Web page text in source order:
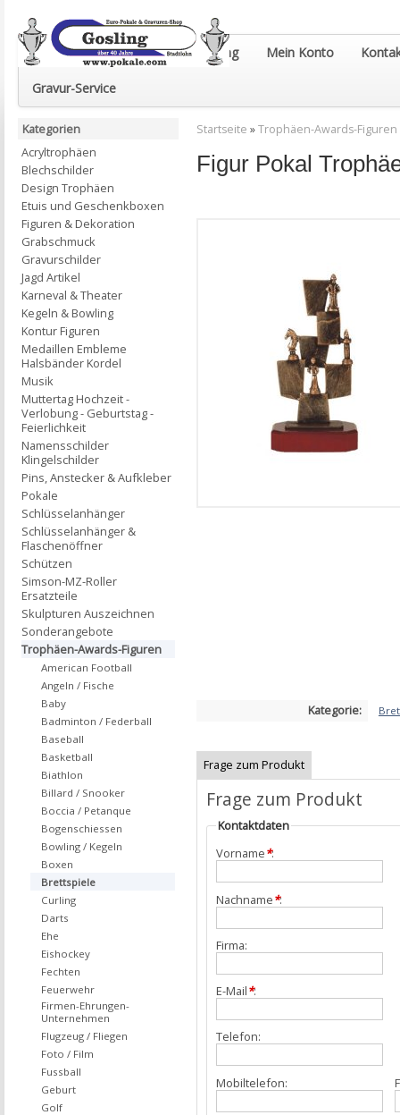
Euro-Pokale & Gravur-Shop Gosling Mein Konto
Gravur-Service
Startseite »Trophäen-Awards-Figuren
Figur Pokal
Kategorie:
Frage zum Produkt
Frage zum Produkt
Kontaktdaten
Vorname*:
Nachname*:
Firma:
E-Mail*:
Telefon:
Mobiltelefon:
Kategorien
Acryltrophäen
Blechschilder
Design Trophäen
Etuis und Geschenkboxen
Figuren & Dekoration
Grabschmuck
Gravurschilder
Jagd Artikel
Karneval & Theater
Kegeln & Bowling
Kontur Figuren
Medaillen Embleme
Halsbänder Kordel
Musik
Muttertag Hochzeit -
Verlobung - Geburtstag -
Feierlichkeit
Namensschilder
Klingelschilder
Pins, Anstecker & Aufkleber
Pokale
Schlüsselanhänger
Schlüsselanhänger &
Flaschenöffner
Schützen
Simson-MZ-Roller
Ersatzteile
Skulpturen Auszeichnen
Sonderangebote
Trophäen-Awards-Figuren
American Football
Angeln / Fische
Baby
Badminton / Federball
Baseball
Basketball
Biathlon
Billard / Snooker
Boccia / Petanque
Bogenschiessen
Bowling / Kegeln
Boxen
Brettspiele
Curling
Darts
Ehe
Eishockey
Fechten
Feuerwehr
Firmen-Ehrungen-
Unternehmen
Flugzeug / Fliegen
Foto / Film
Fussball
Geburt
Golf